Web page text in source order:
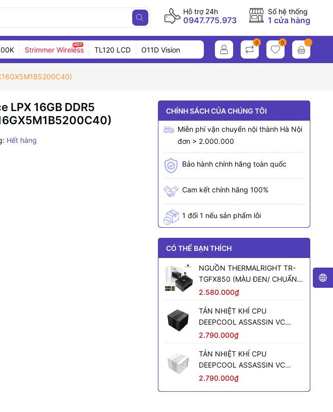
Hỗ trợ 24h
0947.775.973
Số hệ thống
1 cửa hàng
Strimmer Wireless TL120 LCD O11D Vision
0 0
LPX 16GB DDR5
Hết hàng
CHÍNH SÁCH CỦA CHÚNG TÔI
Miễn phí vận chuyển nội thành Hà Nội
đơn > 2.000.000
Bảo hành chính hãng toàn quốc
Cam kết chính hãng 100%
1 đổi 1 nếu sản phẩm lỗi
CÓ THỂ BẠN THÍCH
NGUỒN THERMALRIGHT TR-
TGFX850 (MÀU ĐEN/ CHUẨN
SFX/ FULL MODULAR/ 850W)
2.580.000₫
TẢN NHIỆT KHÍ CPU
DEEPCOOL ASSASSIN VC
ELITE (MÀU ĐEN)
2.790.000₫
TẢN NHIỆT KHÍ CPU
DEEPCOOL ASSASSIN VC
ELITE WH WH (MÀU TRẮNG)
2.790.000₫